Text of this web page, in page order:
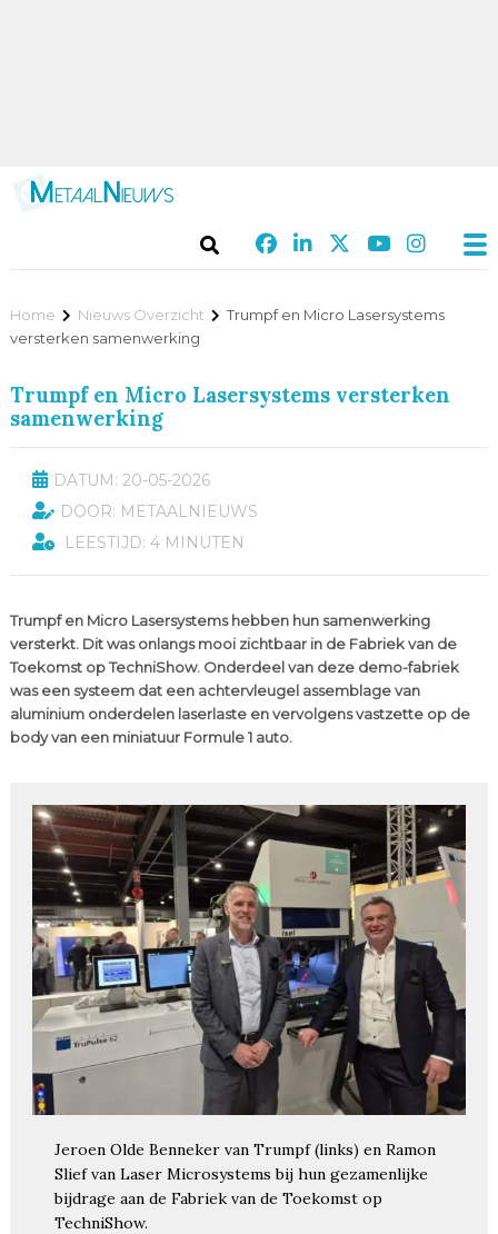
Home Nieuws Overzicht
Trumpf en Micro Lasersystems
versterken samenwerking
Trumpf en Micro Lasersystems versterken
samenwerking
DATUM: 20-05-2026
DOOR: METAALNIEUWS
LEESTIJD: 4 MINUTEN
Trumpf en Micro Lasersystems hebben hun samenwerking
versterkt. Dit was onlangs mooi zichtbaar in de Fabriek van de
Toekomst op TechniShow. Onderdeel van deze demo-fabriek
was een systeem dat een achtervleugel assemblage van
aluminium onderdelen laserlaste en vervolgens vastzette op de
body van een miniatuur Formule 1 auto.
Jeroen Olde Benneker van Trumpf (links) en Ramon
Slief van Laser Microsystems bij hun gezamenlijke
bijdrage aan de Fabriek van de Toekomst op
TechniShow.